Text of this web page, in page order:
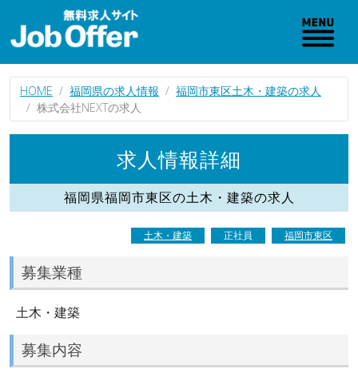
HOME 福岡県の求人情報
福岡市東区土木・建築の求人
株式会社NEXTの求人
求人情報詳細
福岡県福岡市東区の土木・建築の求人
土木・建築 正社員 福岡市東区
募集業種
土木・建築
募集内容